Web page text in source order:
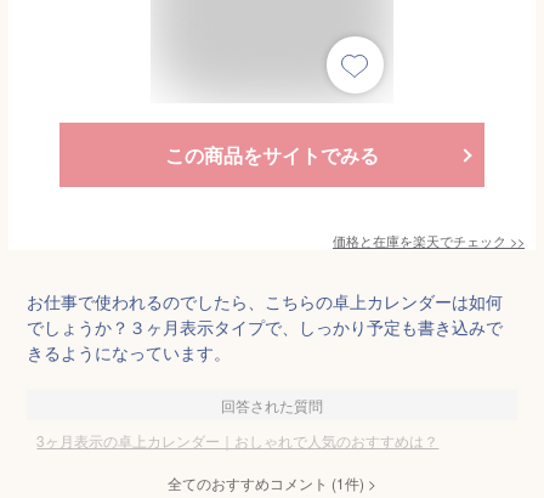
この商品をサイトでみる
価格と在庫を楽天でチェック >>
お仕事で使われるのでしたら、こちらの卓上カレンダーは如何
でしょうか？３ヶ月表示タイプで、しっかり予定も書き込みで
きるようになっています。
回答された質問
3ヶ月表示の卓上カレンダー｜おしゃれで人気のおすすめは？
全てのおすすめコメント (1件) >